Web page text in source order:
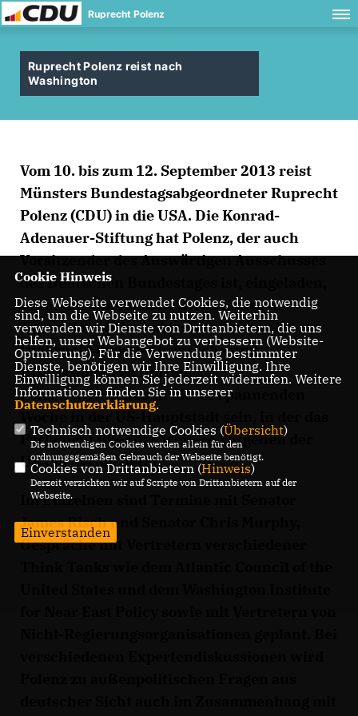
Ruprecht Polenz
Ruprecht Polenz reist nach
Washington
Vom 10. bis zum 12. September 2013 reist
Münsters Bundestagsabgeordneter Ruprecht
Polenz (CDU) in die USA. Die Konrad-
Adenauer-Stiftung hat Polenz, der auch
Vorsitzender des Auswärtigen Ausschusses
des Deutschen Bundestages ist, eingeladen,
unter der Überschrift „Arab States in
Transition“ (Die arabischen Staaten im
Umbruch) diverse Gespräche und
Diskussionen zu führen.
Polenz wird genau in dieser spannenden
Woche in der US-Hauptstadt sein, in der das
Parlament über das weitere Vorgehen der
USA in Syrien berät.
Im Einzelnen sind Termine mit Senator
James Risch und Senator Chris Murphy,
Gespräche mit Vertretern verschiedener
Cookie Hinweis
Diese Webseite verwendet Cookies, die notwendig
sind, um die Webseite zu nutzen. Weiterhin
verwenden wir Dienste von Drittanbietern, die uns
helfen, unser Webangebot zu verbessern (Website-
Optmierung). Für die Verwendung bestimmter
Dienste, benötigen wir Ihre Einwilligung. Ihre
Einwilligung können Sie jederzeit widerrufen. Weitere
Informationen finden Sie in unserer
Datenschutzerklärung.
Technisch notwendige Cookies (Übersicht)
Die notwendigen Cookies werden allein für den
ordnungsgemäßen Gebrauch der Webseite benötigt.
Cookies von Drittanbietern (Hinweis)
Derzeit verzichten wir auf Scripte von Drittanbietern auf der
Webseite.
Einverstanden